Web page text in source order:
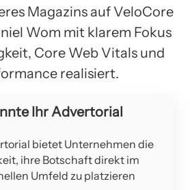
Magazins auf VeloCore
Wom mit klarem Fokus
Core Web Vitals und
realisiert.
Ihr Advertorial
bietet Unternehmen die
ihre Botschaft direkt im
Umfeld zu platzieren